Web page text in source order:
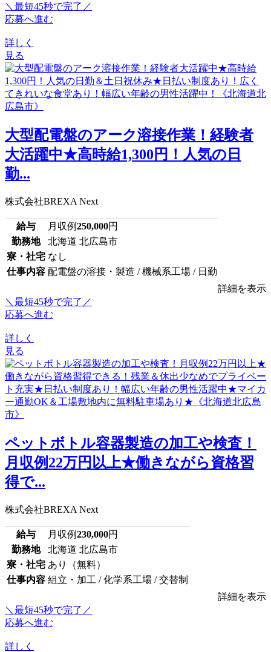
＼最短45秒で完了／
応募へ進む
詳しく
見る
大型配電盤のアーク溶接作業！経験者
大活躍中★高時給1,300円！人気の日
勤...
株式会社BREXA Next
給与 月収例250,000円
勤務地
北海道 北広島市
寮・社宅 なし
仕事内容 配電盤の溶接・製造 / 機械系工場 / 日勤
詳細を表示
＼最短45秒で完了／
応募へ進む
詳しく
見る
ペットボトル容器製造の加工や検査！
月収例22万円以上★働きながら資格習
得で...
株式会社BREXA Next
給与 月収例230,000円
勤務地
北海道 北広島市
寮・社宅 あり（無料）
仕事内容 組立・加工 / 化学系工場 / 交替制
詳細を表示
＼最短45秒で完了／
応募へ進む
詳しく